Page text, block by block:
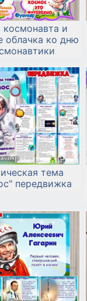
и
облачка ко дню
тема
передвижка